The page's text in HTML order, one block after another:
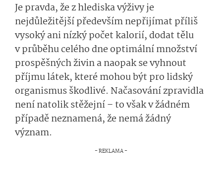
Je pravda, že z hlediska výživy je
nejdůležitější především nepřijímat příliš
vysoký ani nízký počet kalorií, dodat tělu
v průběhu celého dne optimální množství
prospěšných živin a naopak se vyhnout
příjmu látek, které mohou být pro lidský
organismus škodlivé. Načasování zpravidla
není natolik stěžejní – to však v žádném
případě neznamená, že nemá žádný
význam.